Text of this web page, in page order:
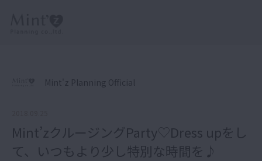
Mint'z Planning Official
Mint’zクルージングParty♡Dress upをし
て、いつもより少し特別な時間を♪